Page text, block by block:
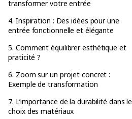
transformer votre entrée
4. Inspiration : Des idées pour une
entrée fonctionnelle et élégante
5. Comment équilibrer esthétique et
praticité ?
6. Zoom sur un projet concret :
Exemple de transformation
7. L’importance de la durabilité dans le
choix des matériaux